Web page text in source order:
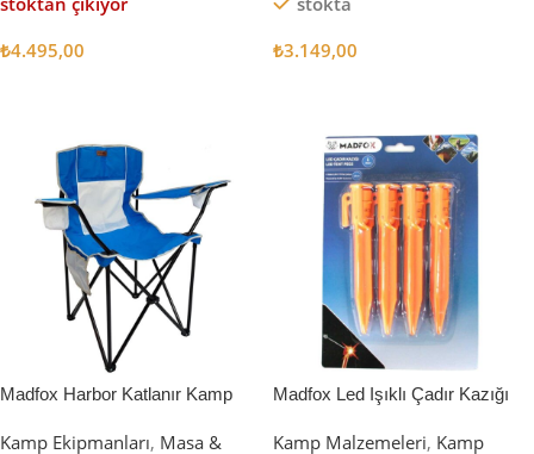
₺4.495,00
₺3.149,00
Madfox Harbor Katlanır Kamp
Kamp Ekipmanları, Masa &
Madfox Led Işıklı Çadır Kazığı
Kamp Malzemeleri, Kamp